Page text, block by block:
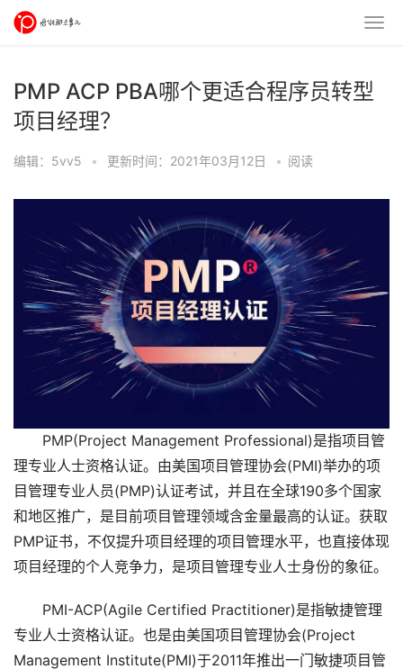
PMP ACP PBA哪个更适合程序员转型
项目经理？
编辑：5vv5 • 更新时间：2021年03月12日 • 阅读
PMP(Project Management Professional)是指项目管
理专业人士资格认证。由美国项目管理协会(PMI)举办的项
目管理专业人员(PMP)认证考试，并且在全球190多个国家
和地区推广，是目前项目管理领域含金量最高的认证。获取
PMP证书，不仅提升项目经理的项目管理水平，也直接体现
项目经理的个人竞争力，是项目管理专业人士身份的象征。
PMI-ACP(Agile Certified Practitioner)是指敏捷管理
专业人士资格认证。也是由美国项目管理协会(Project
Management Institute(PMI)于2011年推出一门敏捷项目管